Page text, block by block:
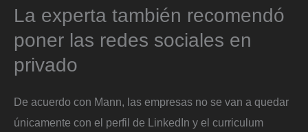
La experta también recomendó
poner las redes sociales en
privado
De acuerdo con Mann, las empresas no se van a quedar
únicamente con el perfil de LinkedIn y el curriculum